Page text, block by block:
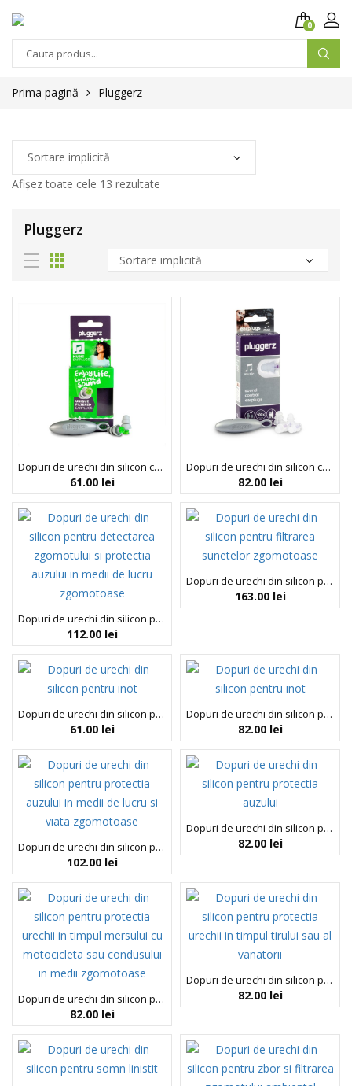
0
Prima pagină Pluggerz
Afișez toate cele 13 rezultate
Pluggerz
Dopuri de urechi din silicon cu filtru unic pentru muzica, Pluggerz Enjoy Music, 2 bucati
61.00 lei
Dopuri de urechi din silicon cu filtru unic pentru muzica, Pluggerz Music, 4 bucati
82.00 lei
Dopuri de urechi din silicon pentru detectarea zgomotului si protectia auzului in medii de lucru zgomotoase, Pluggerz Pro Detec, 4 bucati
112.00 lei
Dopuri de urechi din silicon pentru filtrarea sunetelor zgomotoase, Pluggerz Music Premium, 4 bucati
163.00 lei
Dopuri de urechi din silicon pentru inot, Pluggerz Enjoy Swim, 2 bucati
61.00 lei
Dopuri de urechi din silicon pentru inot, Pluggerz Water, 4 bucati
82.00 lei
Dopuri de urechi din silicon pentru protectia auzului in medii de lucru si viata zgomotoase, Pluggerz Pro, 4 bucati
102.00 lei
Dopuri de urechi din silicon pentru protectia auzului, Pluggerz Quiet, 4 bucati
82.00 lei
Dopuri de urechi din silicon pentru protectia urechii in timpul mersului cu motocicleta sau condusului in medii zgomotoase, Pluggerz Road, 4 bucati
82.00 lei
Dopuri de urechi din silicon pentru protectia urechii in timpul tirului sau al vanatorii, Pluggerz Shoot, 4 bucati
82.00 lei